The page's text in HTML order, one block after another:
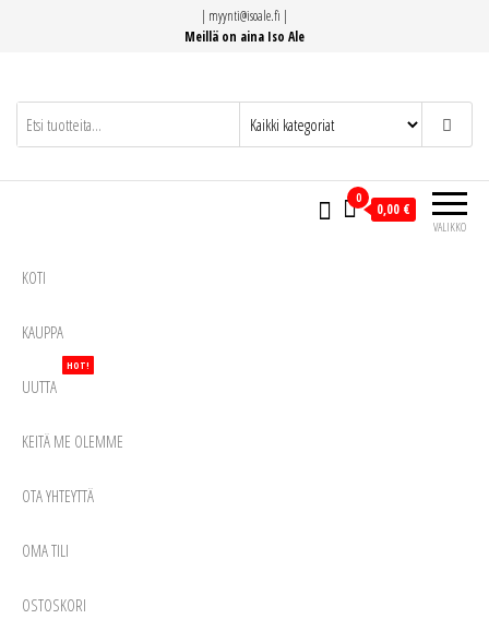
| myynti@isoale.fi |
Meillä on aina Iso Ale
VALIKKO
0
0,00 €
KOTI
KAUPPA
UUTTA
HOT!
KEITÄ ME OLEMME
OTA YHTEYTTÄ
OMA TILI
OSTOSKORI